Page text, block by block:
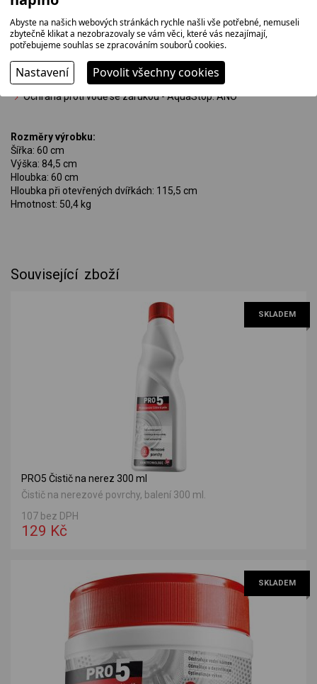
Doplňkové funkce dostupné v aplikaci Home Connect: Hygiena
Plus, Ztišení na přání
Bezpečnost
Ochrana proti vodě se zárukou - AquaStop: ANO
Rozměry výrobku:
Šířka: 60 cm
Výška: 84,5 cm
Hloubka: 60 cm
Hloubka při otevřených dvířkách: 115,5 cm
Hmotnost: 50,4 kg
Související zboží
SKLADEM
PRO5 Čistič na nerez 300 ml
Čistič na nerezové povrchy, balení 300 ml.
107 bez DPH
129 Kč
SKLADEM
Abyste na našich webových stránkách rychle našli vše potřebné, nemuseli
zbytečně klikat a nezobrazovaly se vám věci, které vás nezajímají,
potřebujeme souhlas se zpracováním souborů cookies.
Nastavení Povolit všechny cookies